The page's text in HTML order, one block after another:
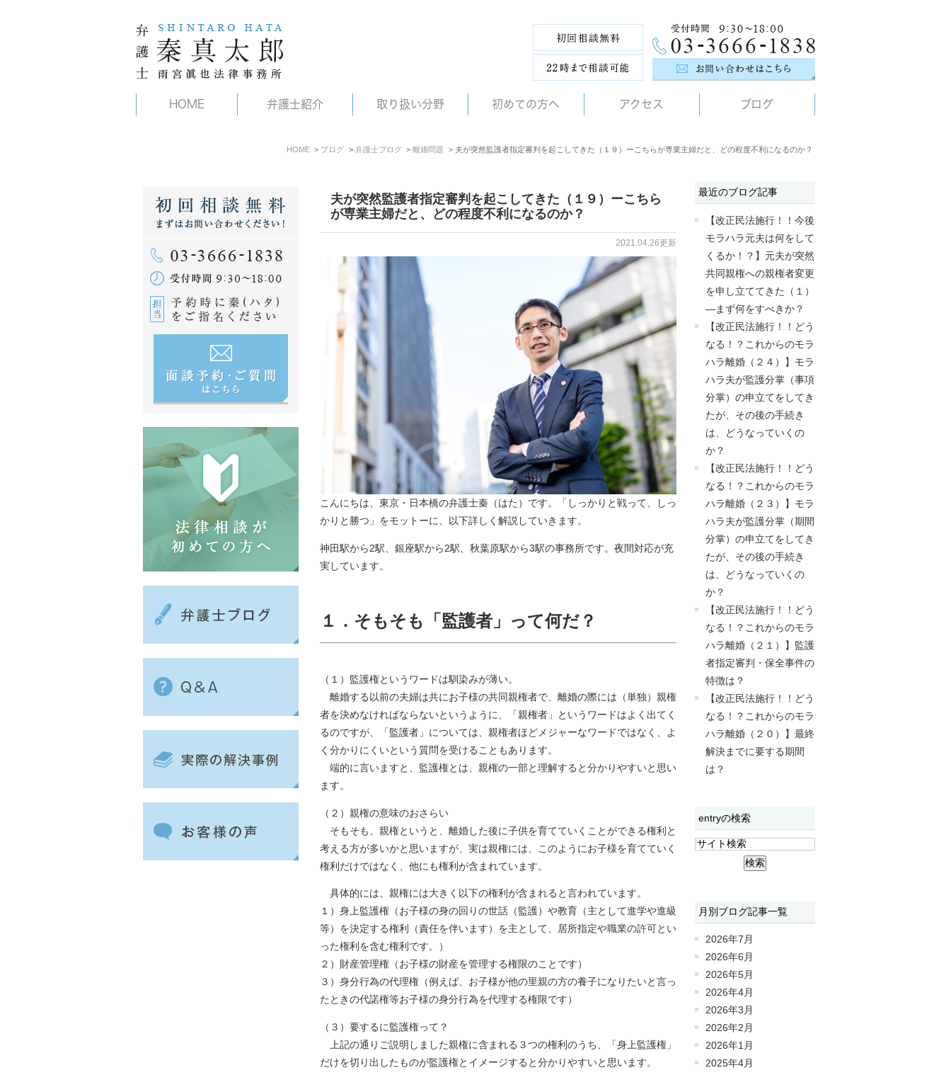
HOME 弁護士紹介 取り扱い分野 初めての方へ アクセス ブログ
HOME ブログ 弁護士ブログ 離婚問題 夫が突然監護者指定審判を起こしてきた（１９）ーこちらが専業主婦だと、どの程度不利になるのか？
夫が突然監護者指定審判を起こしてきた（１９）ーこちら
が専業主婦だと、どの程度不利になるのか？
2021.04.26更新
こんにちは、東京・日本橋の弁護士秦（はた）です。「しっかりと戦って、しっ
かりと勝つ」をモットーに、以下詳しく解説していきます。
神田駅から2駅、銀座駅から2駅、秋葉原駅から3駅の事務所です。夜間対応が充
実しています。
１．そもそも「監護者」って何だ？
（１）監護権というワードは馴染みが薄い。
離婚する以前の夫婦は共にお子様の共同親権者で、離婚の際には（単独）親権
者を決めなければならないというように、「親権者」というワードはよく出てく
るのですが、「監護者」については、親権者ほどメジャーなワードではなく、よ
く分かりにくいという質問を受けることもあります。
端的に言いますと、監護権とは、親権の一部と理解すると分かりやすいと思い
ます。
（２）親権の意味のおさらい
そもそも、親権というと、離婚した後に子供を育てていくことができる権利と
考える方が多いかと思いますが、実は親権には、このようにお子様を育てていく
権利だけではなく、他にも権利が含まれています。
具体的には、親権には大きく以下の権利が含まれると言われています。
１）身上監護権（お子様の身の回りの世話（監護）や教育（主として進学や進級
等）を決定する権利（責任を伴います）を主として、居所指定や職業の許可とい
った権利を含む権利です。）
２）財産管理権（お子様の財産を管理する権限のことです）
３）身分行為の代理権（例えば、お子様が他の里親の方の養子になりたいと言っ
たときの代諾権等お子様の身分行為を代理する権限です）
（３）要するに監護権って？
上記の通りご説明しました親権に含まれる３つの権利のうち、「身上監護権」
だけを切り出したものが監護権とイメージすると分かりやすいと思います。
最近のブログ記事
【改正民法施行！！今後
モラハラ元夫は何をして
くるか！？】元夫が突然
共同親権への親権者変更
を申し立ててきた（１）
―まず何をすべきか？
【改正民法施行！！どう
なる！？これからのモラ
ハラ離婚（２４）】モラ
ハラ夫が監護分掌（事項
分掌）の申立てをしてき
たが、その後の手続き
は、どうなっていくの
か？
【改正民法施行！！どう
なる！？これからのモラ
ハラ離婚（２３）】モラ
ハラ夫が監護分掌（期間
分掌）の申立てをしてき
たが、その後の手続き
は、どうなっていくの
か？
【改正民法施行！！どう
なる！？これからのモラ
ハラ離婚（２１）】監護
者指定審判・保全事件の
特徴は？
【改正民法施行！！どう
なる！？これからのモラ
ハラ離婚（２０）】最終
解決までに要する期間
は？
entryの検索
月別ブログ記事一覧
2026年7月
2026年6月
2026年5月
2026年4月
2026年3月
2026年2月
2026年1月
2025年4月